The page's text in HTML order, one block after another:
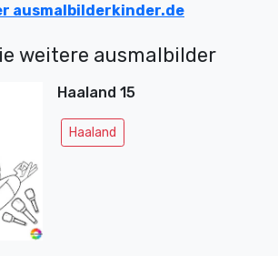
ausmalbilderkinder.de
weitere ausmalbilder
Haaland 15
Haaland